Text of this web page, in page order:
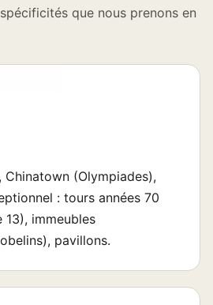
que nous prenons en
Chinatown (Olympiades),
: tours années 70
13), immeubles
pavillons.